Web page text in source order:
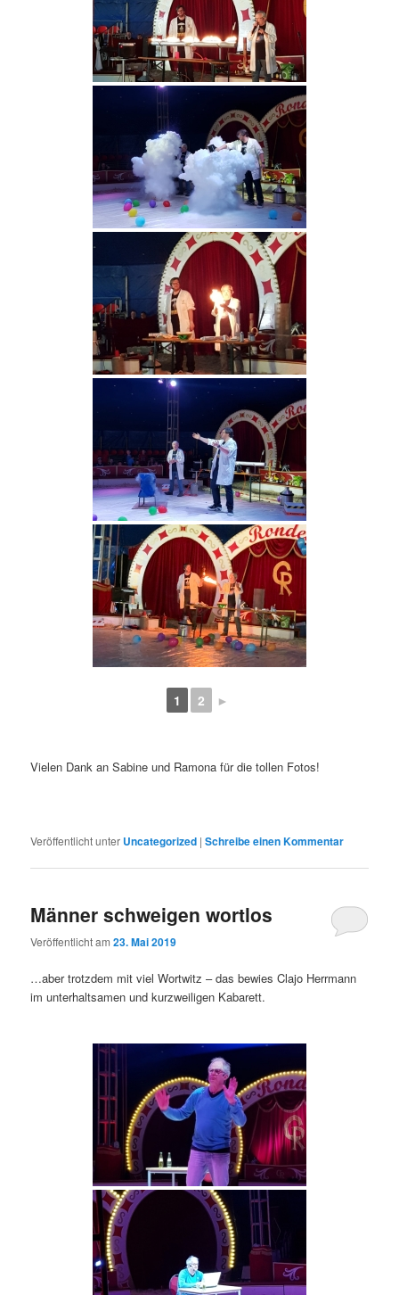
1 2 ►
Vielen Dank an Sabine und Ramona für die tollen Fotos!
Veröffentlicht unter Uncategorized |Schreibe einen Kommentar
Männer schweigen wortlos
Veröffentlicht am23. Mai 2019
…aber trotzdem mit viel Wortwitz – das bewies Clajo Herrmann
im unterhaltsamen und kurzweiligen Kabarett.